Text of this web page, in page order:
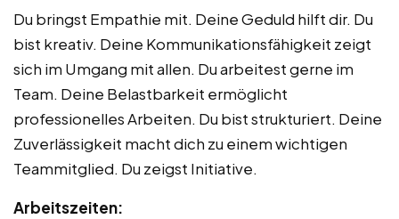
Du bringst Empathie mit. Deine Geduld hilft dir. Du
bist kreativ. Deine Kommunikationsfähigkeit zeigt
sich im Umgang mit allen. Du arbeitest gerne im
Team. Deine Belastbarkeit ermöglicht
professionelles Arbeiten. Du bist strukturiert. Deine
Zuverlässigkeit macht dich zu einem wichtigen
Teammitglied. Du zeigst Initiative.
Arbeitszeiten: